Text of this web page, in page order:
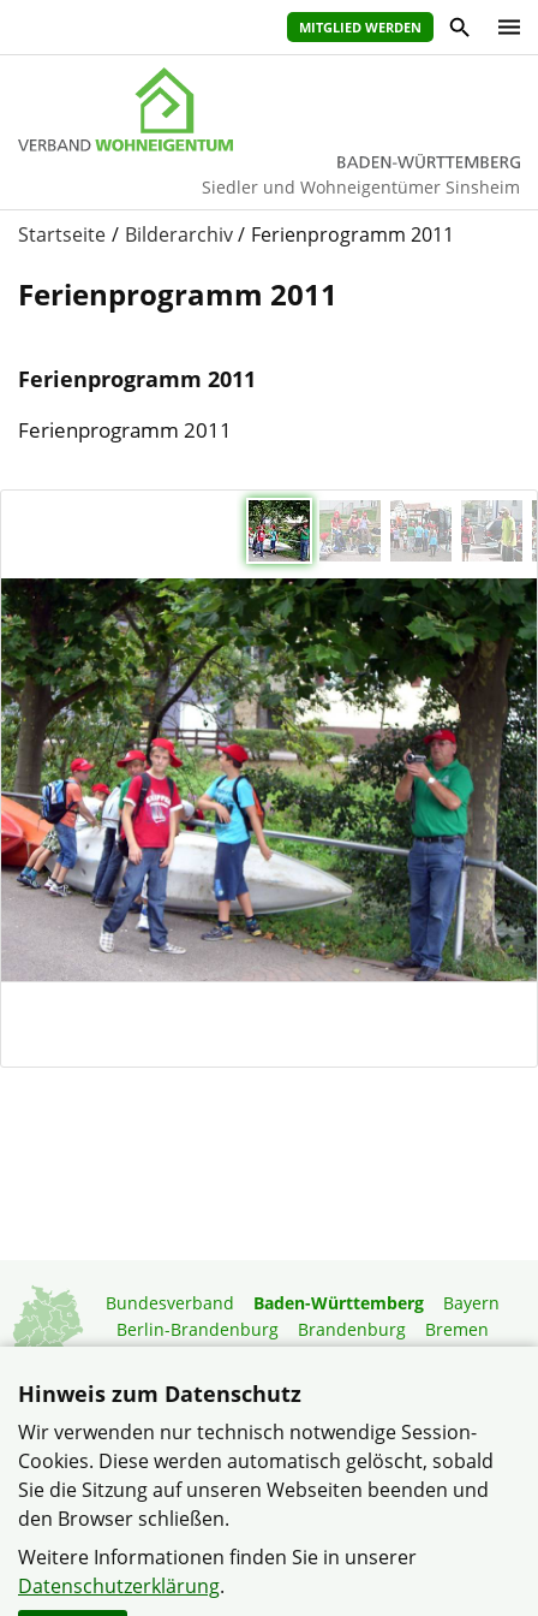
MITGLIED WERDEN
Siedler und Wohneigentümer Sinsheim
Startseite Bilderarchiv Ferienprogramm 2011
Ferienprogramm 2011
Ferienprogramm 2011
Ferienprogramm 2011
Bundesverband Baden-Württemberg
Bayern
Berlin-Brandenburg
Brandenburg
Bremen
Niedersachsen
Rheinland-Pfalz
Saarland
Sachsen-Anhalt
Schleswig-Holstein
Thüringen
Mitgliedermagazin
Gartenberatung
© Siedler und Wohneigentümer Sinsheim im Verband
Wohneigentum Baden-Württemberg e.V.
Datenschutzerklärung
Hinweis zum Datenschutz
Wir verwenden nur technisch notwendige Session-
Cookies. Diese werden automatisch gelöscht, sobald
Sie die Sitzung auf unseren Webseiten beenden und
den Browser schließen.
Weitere Informationen finden Sie in unserer
Datenschutzerklärung.